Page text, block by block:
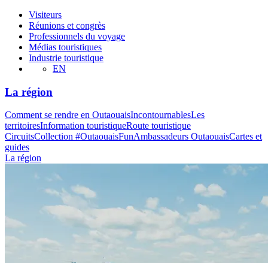
Visiteurs
Réunions et congrès
Professionnels du voyage
Médias touristiques
Industrie touristique
EN
La région
Comment se rendre en OutaouaisIncontournablesLes
territoiresInformation touristiqueRoute touristique
CircuitsCollection #OutaouaisFunAmbassadeurs OutaouaisCartes et
guides
La région